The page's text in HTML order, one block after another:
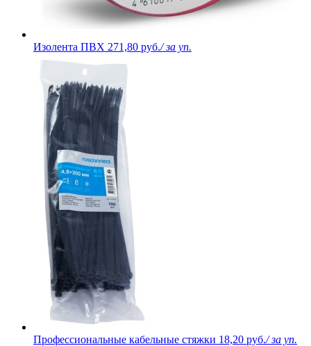
Изолента ПВХ 271,80 руб./ за уп.
Профессиональные кабельные стяжки 18,20 руб./ за уп.